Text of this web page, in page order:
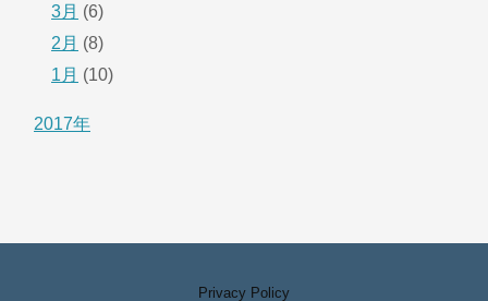
3月 (6)
2月 (8)
1月 (10)
2017年
Privacy Policy